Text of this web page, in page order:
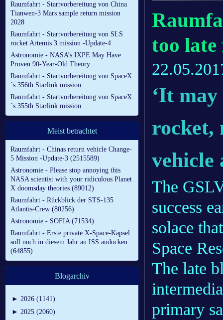
Raumfahrt - Startvorbereitung von China
Tianwen-3 Mars sample return mission
2028
Raumfahrt - Startvorbereitung von SLS
rocket Artemis 3 mission -Update-4
Astronomie - NASA’s IXPE May Have
Proven 90-Year-Old Theory
Raumfahrt - Startvorbereitung von SpaceX
´s 356th Starlink mission
Raumfahrt - Startvorbereitung von SpaceX
´s 355th Starlink mission
Meist betrachtet
Raumfahrt - Chinas return vehicle Change-
5 Mission -Update-3 (2515589)
Astronomie - Please stop annoying this
NASA scientist with your ridiculous Planet
X doomsday theories (89012)
Raumfahrt - Rückblick der STS-135
Atlantis-Crew (80256)
Astronomie - SOFIA (71534)
Raumfahrt - Erste private X-Space-Kapsel
soll noch in diesem Jahr an ISS andocken
(64855)
Blogarchiv
► 2026 (1141)
► 2025 (2060)
too late
‘It
rocket,
vehicle
The
success
solace
Space
The late
primary